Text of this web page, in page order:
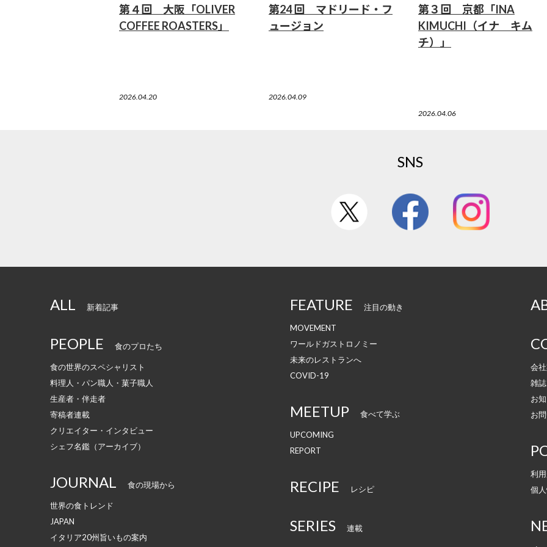
第４回 大阪「OLIVER
COFFEE ROASTERS」
2026.04.20
第24 回 マドリード・フ
ュージョン
2026.04.09
第３回 京都「INA
KIMUCHI（イナ キム
チ）」
2026.04.06
SNS
ALL 新着記事
PEOPLE 食のプロたち
食の世界のスペシャリスト
料理人・パン職人・菓子職人
生産者・伴走者
寄稿者連載
クリエイター・インタビュー
シェフ名鑑（アーカイブ）
JOURNAL 食の現場から
世界の食トレンド
JAPAN
イタリア20州旨いもの案内
FEATURE 注目の動き
MOVEMENT
ワールドガストロノミー
未来のレストランへ
COVID-19
MEETUP 食べて学ぶ
UPCOMING
REPORT
RECIPE レシピ
SERIES 連載
会
雑誌
お
お
利
個